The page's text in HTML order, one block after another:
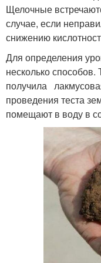
Щелочные
случае, если
снижению
Для определения
несколько
получила
проведения теста
помещают в воду в